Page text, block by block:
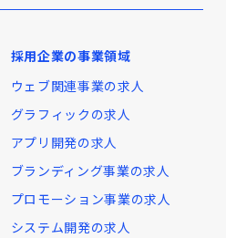
採用企業の事業領域
ウェブ関連事業の求人
グラフィックの求人
アプリ開発の求人
ブランディング事業の求人
プロモーション事業の求人
システム開発の求人